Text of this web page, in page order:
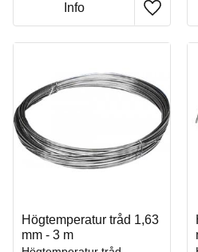
Lägg
Info
Högtemperatur tråd 1,63
mm - 3 m